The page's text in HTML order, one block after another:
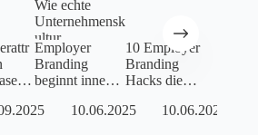
Employer
Branding
beginnt innen:
Unternehmensk
10.06.2025
10 Employer
Branding
Hacks die
10.06.2025